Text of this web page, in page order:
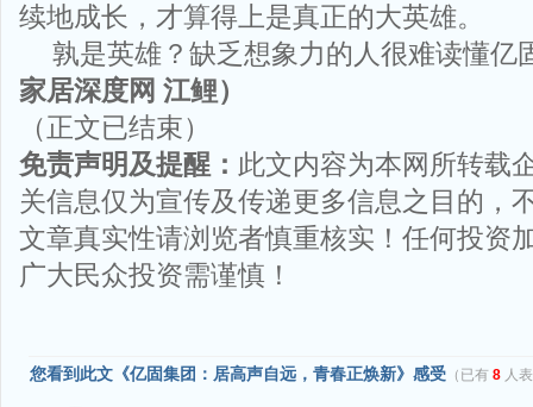
续地成长，才算得上是真正的大英雄。
孰是英雄？缺乏想象力的人很难读懂亿
家居深度网 江鲤）
（正文已结束）
免责声明及提醒： 此文内容为本网所转载
关信息仅为宣传及传递更多信息之目的，
文章真实性请浏览者慎重核实！任何投资
广大民众投资需谨慎！
您看到此文《亿固集团：居高声自远，青春正焕新》感受 （已有 8 人